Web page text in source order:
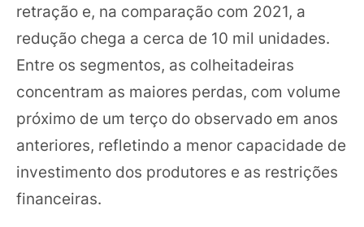
retração e, na comparação com 2021, a
redução chega a cerca de 10 mil unidades.
Entre os segmentos, as colheitadeiras
concentram as maiores perdas, com volume
próximo de um terço do observado em anos
anteriores, refletindo a menor capacidade de
investimento dos produtores e as restrições
financeiras.